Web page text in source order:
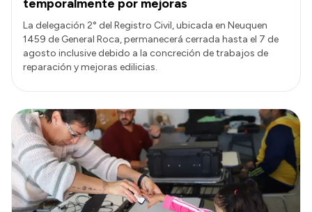
temporalmente por mejoras
La delegación 2° del Registro Civil, ubicada en Neuquen
1459 de General Roca, permanecerá cerrada hasta el 7 de
agosto inclusive debido a la concreción de trabajos de
reparación y mejoras edilicias.